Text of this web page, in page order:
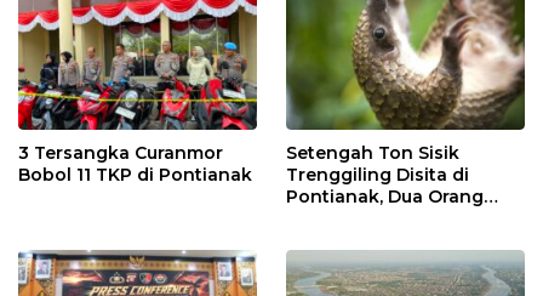
3 Tersangka Curanmor
Bobol 11 TKP di Pontianak
Setengah Ton Sisik
Trenggiling Disita di
Pontianak, Dua Orang